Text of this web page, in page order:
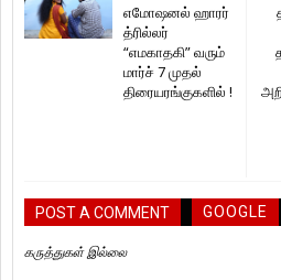
எமோஷனல் ஹாரர்
த்ரில்லர்
“எமகாதகி” வரும்
மார்ச் 7 முதல்
திரையரங்குகளில் !
POST A COMMENT GOOGLE
கருத்துகள் இல்லை